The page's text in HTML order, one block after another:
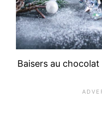
Baisers au